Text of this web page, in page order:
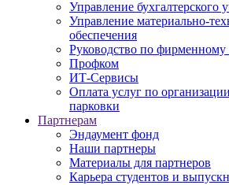
Управление бухгалтерского
Управление материально-
обеспечения
Руководство по
Профком
ИТ-Сервисы
Оплата услуг по
парковки
Партнерам
Эндаумент фонд
Наши партнеры
Материалы для партнеров
Карьера студентов и